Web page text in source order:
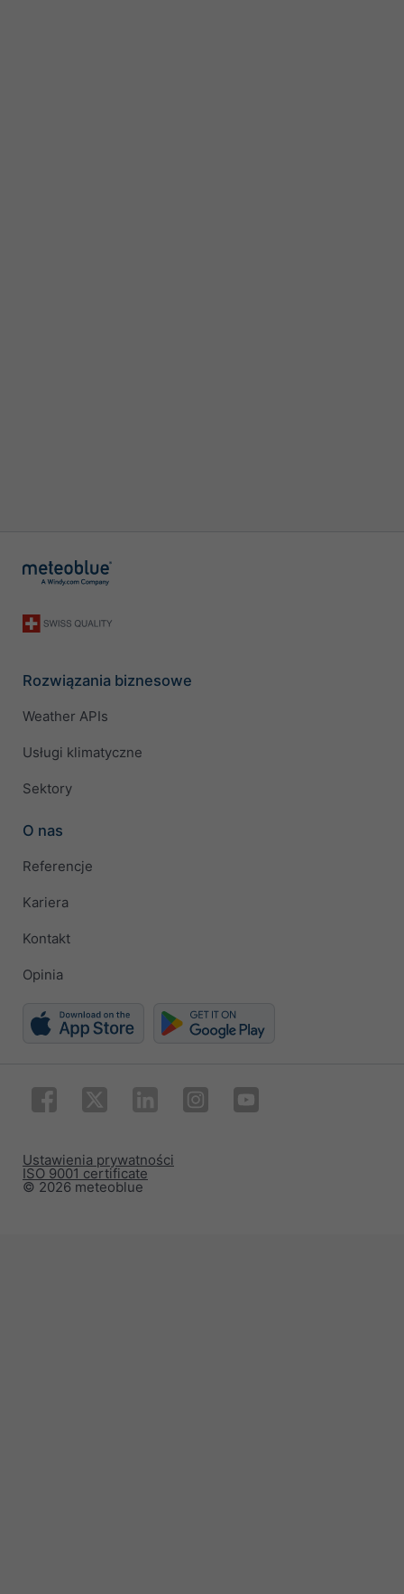
Rozwiązania biznesowe
Weather APIs
Usługi klimatyczne
Sektory
O nas
Referencje
Kariera
Kontakt
Opinia
© 2026 meteoblue
ISO 9001 certificate
Ustawienia prywatności